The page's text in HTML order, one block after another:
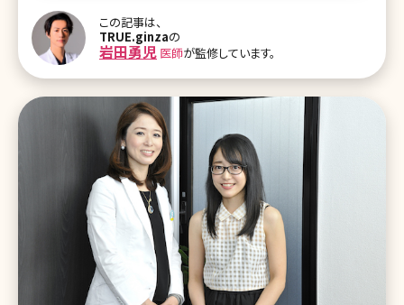
んな口横のなかなか落ちないぽよっとしたたるみについて解説して
いきます。 顔のマッサージや筋トレなどYouTubeやInstagramで様々
なものが紹介されていますが、美容看護師として言わせていただくと
それでは口元のぽよっとしたたるみには効果が薄く改善はほぼしな
いと考えられます。なぜなら、口横は筋肉がつきにくく脂肪のボリュー
医師からのワンポイント】たる
この記事は、
TRUE.ginzaの
岩田勇児 医師が監修しています。